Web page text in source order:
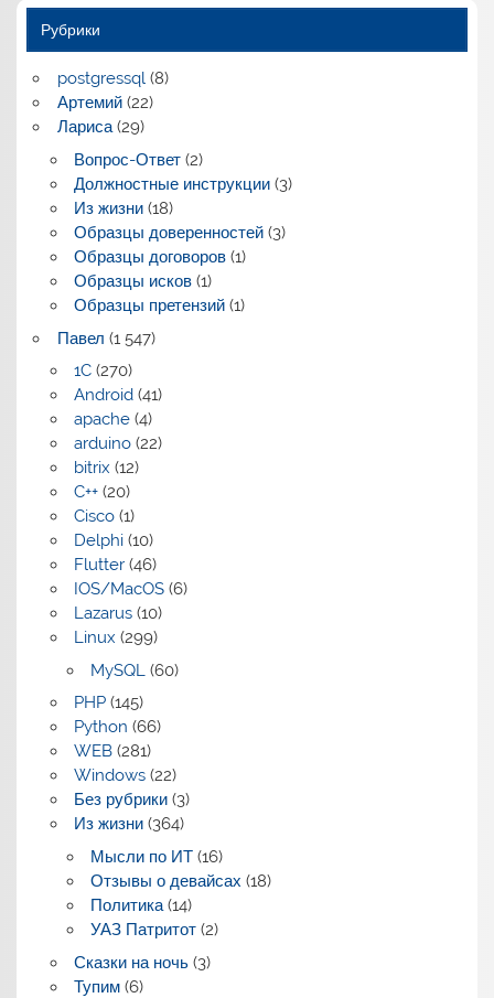
Рубрики
postgressql(8)
Артемий(22)
Лариса(29)
Вопрос-Ответ(2)
Должностные инструкции(3)
Из жизни(18)
Образцы доверенностей(3)
Образцы договоров(1)
Образцы исков(1)
Образцы претензий(1)
Павел (1 547)
1C(270)
Android(41)
apache(4)
arduino(22)
bitrix (12)
C++(20)
Cisco(1)
Delphi(10)
Flutter(46)
IOS/MacOS(6)
Lazarus(10)
Linux (299)
MySQL(60)
PHP(145)
Python (66)
WEB(281)
Windows(22)
Без рубрики(3)
Из жизни(364)
Мысли по ИТ(16)
Отзывы о девайсах (18)
Политика(14)
УАЗ Патритот(2)
Сказки на ночь(3)
Тупим(6)